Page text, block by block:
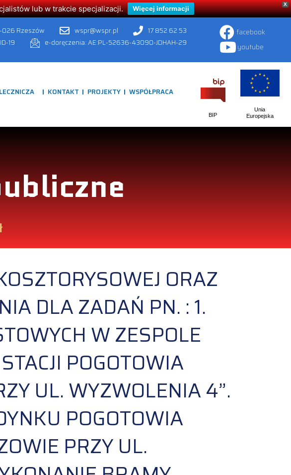
X
lub w trakcie specjalizacji. Więcej informacji
Rzeszów wspr@wspr.pl
17 852 62 53
19 e-doręczenia: AE:PL-52636-43090-JDHAH-29
facebook
youtube
KONTAKT PROJEKTY WSPÓŁPRACA
BIP
Unia
Europejska
ORAZ
DLA ZADAŃ PN. : 1.
W ZESPOLE
POGOTOWIA
UL. WYZWOLENIA 4”.
POGOTOWIA
PRZY UL.